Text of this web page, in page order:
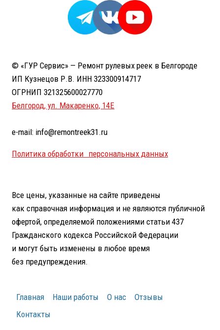
© «ГУР Сервис» — Ремонт рулевых реек в Белгороде
ИП Кузнецов Р.В. ИНН 323300914717
ОГРНИП 321325600027770
Белгород, ул. Макаренко, 14Е
e-mail: info@remontreek31.ru
Политика обработки персональных данных
Все цены, указанные на сайте приведены
как справочная информация и не являются публичной
офертой, определяемой положениями статьи 437
Гражданского кодекса Российской Федерации
и могут быть изменены в любое время
без предупреждения.
Главная Наши работы О нас
Отзывы
Контакты